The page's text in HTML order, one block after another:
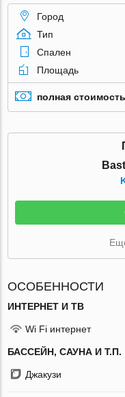
Город
Тип
Спален
Площадь
полная стоимость
ОСОБЕННОСТИ
ИНТЕРНЕТ И ТВ
Wi Fi интернет
БАССЕЙН, САУНА И Т.П.
Джакузи